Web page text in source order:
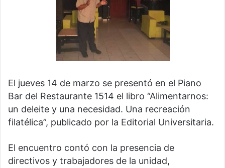
El jueves 14 de marzo se presentó en el Piano
Bar del Restaurante 1514 el libro “Alimentarnos:
un deleite y una necesidad. Una recreación
filatélica”, publicado por la Editorial Universitaria.
El encuentro contó con la presencia de
directivos y trabajadores de la unidad,